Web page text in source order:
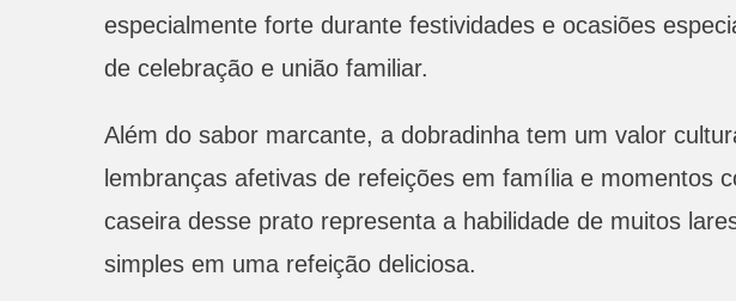
especialmente forte durante festividades e ocasiões
de celebração e união familiar.
Além do sabor marcante, a dobradinha tem um valor
lembranças afetivas de refeições em família e momentos
caseira desse prato representa a habilidade de muitos
simples em uma refeição deliciosa.